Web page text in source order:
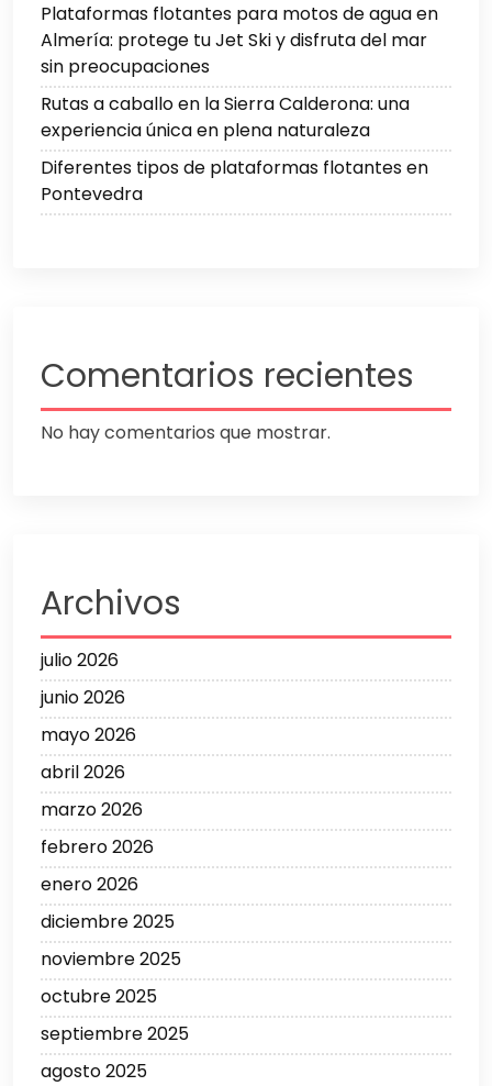
Plataformas flotantes para motos de agua en
Almería: protege tu Jet Ski y disfruta del mar
sin preocupaciones
Rutas a caballo en la Sierra Calderona: una
experiencia única en plena naturaleza
Diferentes tipos de plataformas flotantes en
Pontevedra
Comentarios recientes
No hay comentarios que mostrar.
Archivos
julio 2026
junio 2026
mayo 2026
abril 2026
marzo 2026
febrero 2026
enero 2026
diciembre 2025
noviembre 2025
octubre 2025
septiembre 2025
agosto 2025